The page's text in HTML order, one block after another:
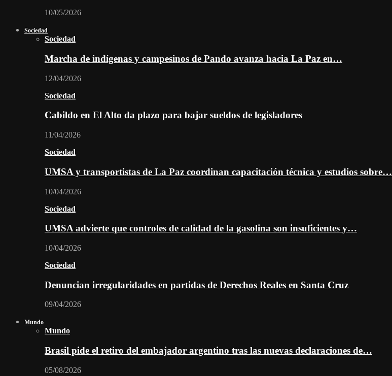
10/05/2026
Sociedad
Sociedad
Marcha de indígenas y campesinos de Pando avanza hacia La Paz en…
12/04/2026
Sociedad
Cabildo en El Alto da plazo para bajar sueldos de legisladores
11/04/2026
Sociedad
UMSA y transportistas de La Paz coordinan capacitación técnica y estudios sobre…
10/04/2026
Sociedad
UMSA advierte que controles de calidad de la gasolina son insuficientes y…
10/04/2026
Sociedad
Denuncian irregularidades en partidas de Derechos Reales en Santa Cruz
09/04/2026
Mundo
Mundo
Brasil pide el retiro del embajador argentino tras las nuevas declaraciones de…
05/08/2026